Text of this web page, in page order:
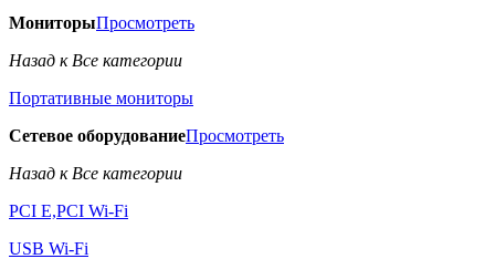
МониторыПросмотреть
Назад к Все категории
Портативные мониторы
Сетевое оборудованиеПросмотреть
Назад к Все категории
PCI E,PCI Wi-Fi
USB Wi-Fi